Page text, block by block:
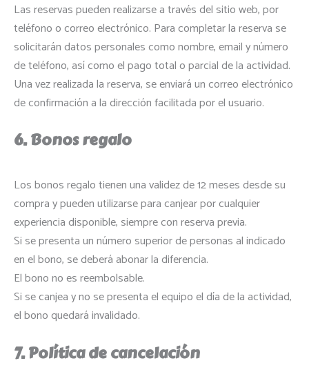
Las reservas pueden realizarse a través del sitio web, por
teléfono o correo electrónico. Para completar la reserva se
solicitarán datos personales como nombre, email y número
de teléfono, así como el pago total o parcial de la actividad.
Una vez realizada la reserva, se enviará un correo electrónico
de confirmación a la dirección facilitada por el usuario.
6. Bonos regalo
Los bonos regalo tienen una validez de 12 meses desde su
compra y pueden utilizarse para canjear por cualquier
experiencia disponible, siempre con reserva previa.
Si se presenta un número superior de personas al indicado
en el bono, se deberá abonar la diferencia.
El bono no es reembolsable.
Si se canjea y no se presenta el equipo el día de la actividad,
el bono quedará invalidado.
7. Política de cancelación